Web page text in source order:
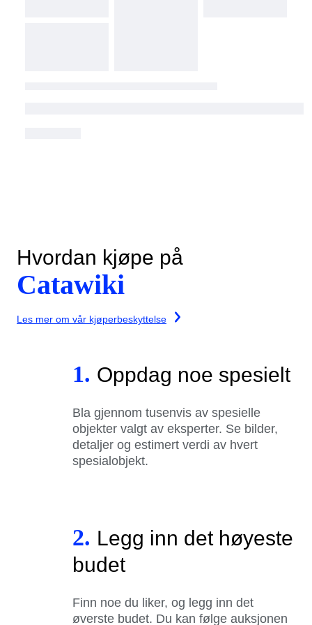
Hvordan kjøpe på
Catawiki
Les mer om vår kjøperbeskyttelse
1. Oppdag noe spesielt
Bla gjennom tusenvis av spesielle
objekter valgt av eksperter. Se bilder,
detaljer og estimert verdi av hvert
spesialobjekt.
2. Legg inn det høyeste
budet
Finn noe du liker, og legg inn det
øverste budet. Du kan følge auksjonen